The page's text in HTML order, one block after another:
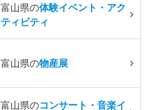
富山県の体験イベント・アク
ティビティ
富山県の物産展
富山県のコンサート・音楽イ